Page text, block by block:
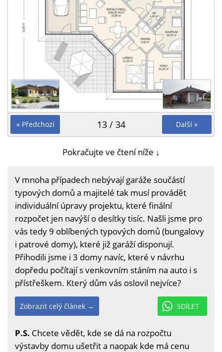
« Předchozí Další »
13 / 34
Pokračujte ve čtení níže ↓
V mnoha případech nebývají garáže součástí
typových domů a majitelé tak musí provádět
individuální úpravy projektu, které finální
rozpočet jen navýší o desítky tisíc. Našli jsme pro
vás tedy 9 oblíbených typových domů (bungalovy
i patrové domy), které již garáží disponují.
Přihodili jsme i 3 domy navíc, které v návrhu
dopředu počítají s venkovním stáním na auto i s
přístřeškem. Který dům vás oslovil nejvíce?
SDÍLET
Zobrazit celý článek →
P.S. Chcete vědět, kde se dá na rozpočtu
výstavby domu ušetřit a naopak kde má cenu